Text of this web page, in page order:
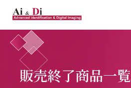
販売終了商品一覧